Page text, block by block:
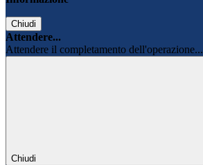
Chiudi
Attendere...
Attendere il completamento dell'operazione...
Chiudi